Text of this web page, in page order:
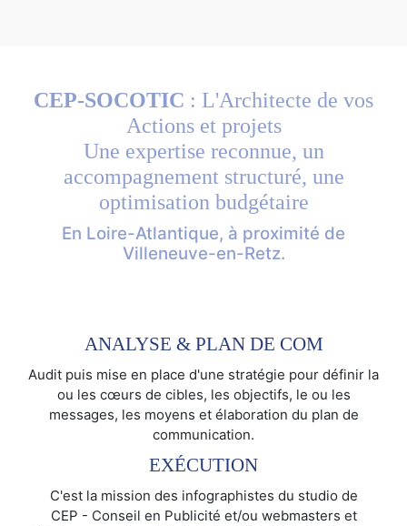
CEP-SOCOTIC : L'Architecte de vos
Actions et projets
Une expertise reconnue, un
accompagnement structuré, une
optimisation budgétaire
En Loire-Atlantique, à proximité de
Villeneuve-en-Retz.
ANALYSE & PLAN DE COM
Audit puis mise en place d'une stratégie pour définir la
ou les cœurs de cibles, les objectifs, le ou les
messages, les moyens et élaboration du plan de
communication.
EXÉCUTION
C'est la mission des infographistes du studio de
CEP - Conseil en Publicité et/ou webmasters et